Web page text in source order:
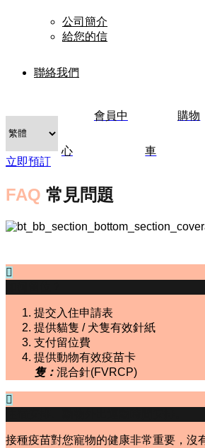
公司簡介
給您的信
聯絡我們
會員中
心
購物
車
立即預訂
FAQ 常見問題
提交入住申請表
提供貓隻 / 犬隻有效針紙
支付留位費
提供動物有
隻： 混合針(FVRCP)
接種疫苗對您寵物的健康非常重要，沒